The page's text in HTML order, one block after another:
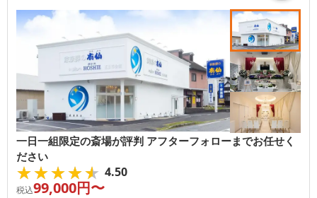
一日一組限定の斎場が評判 アフターフォローまでお任せく
ださい
★★★★★
★★★★★ 4.50
税込99,000円〜